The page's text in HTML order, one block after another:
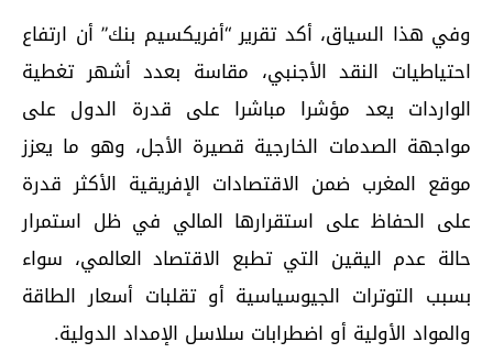
وفي هذا السياق، أكد تقرير “أفريكسيم بنك” أن ارتفاع
احتياطيات النقد الأجنبي، مقاسة بعدد أشهر تغطية
الواردات يعد مؤشرا مباشرا على قدرة الدول على
مواجهة الصدمات الخارجية قصيرة الأجل، وهو ما يعزز
موقع المغرب ضمن الاقتصادات الإفريقية الأكثر قدرة
على الحفاظ على استقرارها المالي في ظل استمرار
حالة عدم اليقين التي تطبع الاقتصاد العالمي، سواء
بسبب التوترات الجيوسياسية أو تقلبات أسعار الطاقة
والمواد الأولية أو اضطرابات سلاسل الإمداد الدولية.